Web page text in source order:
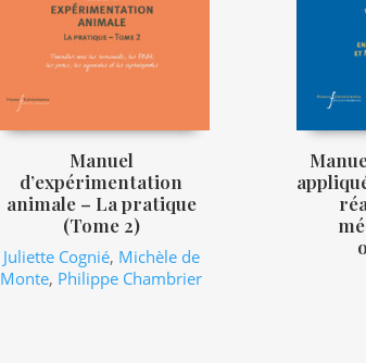
Manuel
d’expérimentation
animale – La pratique
(Tome 2)
Juliette Cognié, Michèle de
Monte, Philippe Chambrier